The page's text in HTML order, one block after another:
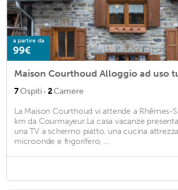
a partire da
99€
7Ospiti · 2Camere
La Maison Courthoud vi attende a Rhêmes-
km da Courmayeur.La casa vacanze
una TV a schermo piatto, una cucina
microonde e frigorifero, ...